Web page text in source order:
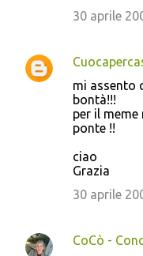
30 aprile
mi assento
bontà!!!
per il
ponte !!
ciao
Grazia
30 aprile
CoCò -